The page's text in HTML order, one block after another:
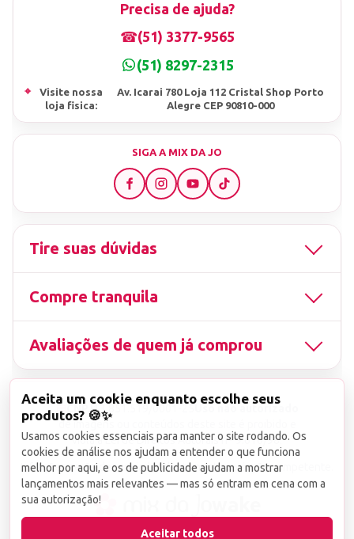
Precisa de ajuda?
☎(51) 3377-9565
(51) 8297-2315
⌖
Visite nossa
loja fisica:
Av. Icarai 780 Loja 112 Cristal Shop Porto
Alegre CEP 90810-000
SIGA A MIX DA JO
Tire suas dúvidas
Compre tranquila
Avaliações de quem já comprou
▤ CNPJ13.851.519/0001-25
de imagens ou conteúdos deste site é proibido e
viola a Lei de Direitos Autorais nº 9.610/98.
Infrações serão denunciadas diretamente ao órgão competente.
Aceita um cookie enquanto escolhe seus
produtos? 🍪✨
Usamos cookies essenciais para manter o site rodando. Os
cookies de análise nos ajudam a entender o que funciona
melhor por aqui, e os de publicidade ajudam a mostrar
lançamentos mais relevantes — mas só entram em cena com a
sua autorização!
Aceitar todos